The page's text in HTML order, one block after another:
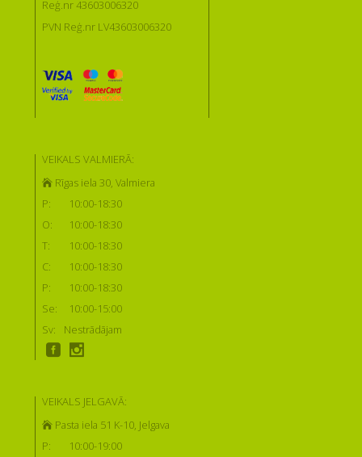
Reģ.nr 43603006320
PVN Reģ.nr LV43603006320
VEIKALS VALMIERĀ:
Rīgas iela 30, Valmiera
P:
10:00-18:30
O:
10:00-18:30
T:
10:00-18:30
C:
10:00-18:30
P:
10:00-18:30
Se:
10:00-15:00
Sv:
Nestrādājam
VEIKALS JELGAVĀ:
Pasta iela 51 K-10, Jelgava
P:
10:00-19:00